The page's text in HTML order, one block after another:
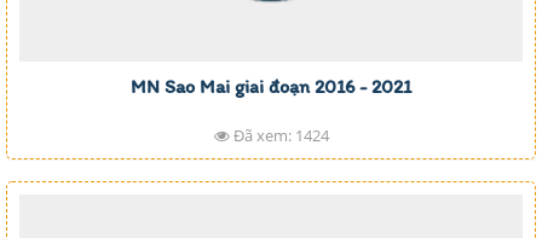
MN Sao Mai giai đoạn 2016 - 2021
Đã xem: 1424